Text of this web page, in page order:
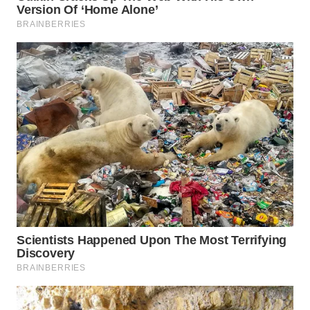
WN
PRIANGAN
WN
SEMARANG
WN
SOLO
WN
BOROBUDUR
WN
MADURA
SURABAYA